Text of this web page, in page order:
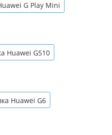
G Play Mini
Huawei G510
Huawei G6